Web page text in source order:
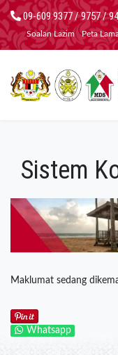
09-609 9377 / 9757 /
Soalan Lazim Peta
Sistem
Maklumat sedang
Whatsapp